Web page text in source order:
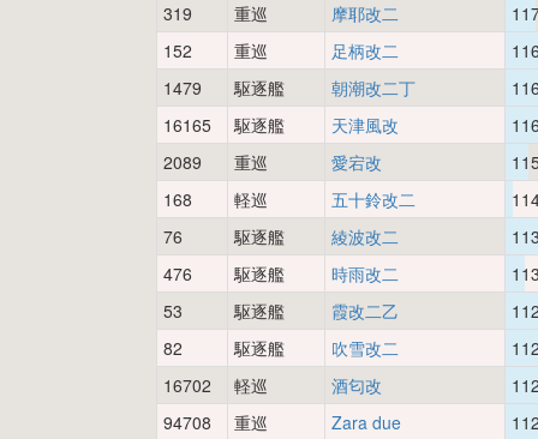
319
重巡 摩耶改二
152
重巡 足柄改二
1479
駆逐艦 朝潮改二丁
16165
駆逐艦 天津風改
2089
重巡 愛宕改
168
軽巡 五十鈴改二
76
駆逐艦 綾波改二
476
駆逐艦 時雨改二
53
駆逐艦 霞改二乙
82
駆逐艦 吹雪改二
16702
軽巡 酒匂改
94708
重巡 Zara due